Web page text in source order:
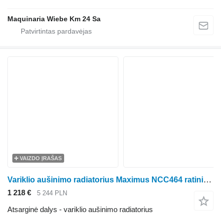
Maquinaria Wiebe Km 24 Sa
VAIZDO ĮRAŠAS
Variklio aušinimo radiatorius Maximus NCC464 ratinio traktoriaus John Deere 6090 8245R 8270R 8295R 8320R 8345R 8370R 8400R 8R230 8R250 8R280 8R310 8R340 8R370 8R410 STS12 STS16 STS20
1 218 € 5 244 PLN
Atsarginė dalys - variklio aušinimo radiatorius